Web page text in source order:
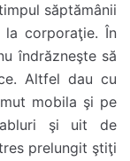
săptămânii
corporaţie. În
îndrăzneşte să
Altfel dau cu
mobila şi pe
şi uit de
prelungit ştiţi